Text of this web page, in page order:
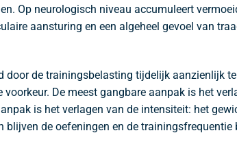
Op neurologisch niveau accumuleert
aansturing en een algeheel gevoel van
de trainingsbelasting tijdelijk aanzienlijk
De meest gangbare aanpak is het
is het verlagen van de intensiteit: het
de oefeningen en de